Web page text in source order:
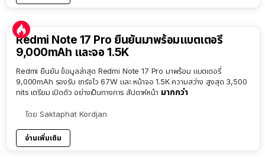
Redmi Note 17 Pro ยืนยันมาพร้อมแบตเตอรี่
9,000mAh และจอ 1.5K
Redmi ยืนยัน ข้อมูลล่าสุด Redmi Note 17 Pro มาพร้อม แบตเตอรี่
9,000mAh รองรับ ชาร์จไว 67W และ หน้าจอ 1.5K ความสว่าง สูงสุด 3,500
nits เตรียม เปิดตัว อย่างเป็นทางการ สัปดาห์หน้า มากกว่า
โดย Saktaphat Kordjan
อ่านเพิ่มเติม